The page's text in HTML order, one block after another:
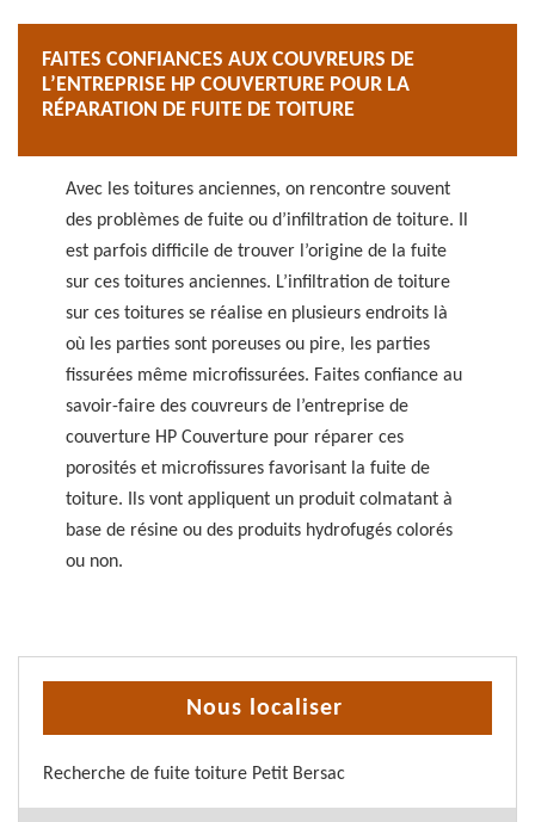
FAITES CONFIANCES AUX COUVREURS DE
L’ENTREPRISE HP COUVERTURE POUR LA
RÉPARATION DE FUITE DE TOITURE
Avec les toitures anciennes, on rencontre souvent
des problèmes de fuite ou d’infiltration de toiture. Il
est parfois difficile de trouver l’origine de la fuite
sur ces toitures anciennes. L’infiltration de toiture
sur ces toitures se réalise en plusieurs endroits là
où les parties sont poreuses ou pire, les parties
fissurées même microfissurées. Faites confiance au
savoir-faire des couvreurs de l’entreprise de
couverture HP Couverture pour réparer ces
porosités et microfissures favorisant la fuite de
toiture. Ils vont appliquent un produit colmatant à
base de résine ou des produits hydrofugés colorés
ou non.
Nous localiser
Recherche de fuite toiture Petit Bersac